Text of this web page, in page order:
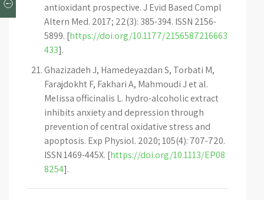
antioxidant prospective. J Evid Based Compl
Altern Med. 2017; 22(3): 385-394. ISSN 2156-
5899. [https://doi.org/10.1177/2156587216663
433].
Ghazizadeh J, Hamedeyazdan S, Torbati M,
Farajdokht F, Fakhari A, Mahmoudi J et al.
Melissa officinalis L. hydro-alcoholic extract
inhibits anxiety and depression through
prevention of central oxidative stress and
apoptosis. Exp Physiol. 2020; 105(4): 707-720.
ISSN 1469-445X. [https://doi.org/10.1113/EP08
8254].